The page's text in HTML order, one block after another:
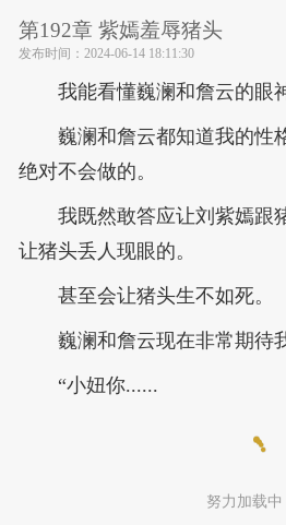
第192章 紫嫣羞辱猪头
发布时间： 2024-06-14 18:11:30
我能看懂巍澜和詹云的眼
巍澜和詹云都知道我的性
绝对不会做的。
我既然敢答应让刘紫嫣跟
让猪头丢人现眼的。
甚至会让猪头生不如死。
巍澜和詹云现在非常期待
“小妞你......
努力加载中